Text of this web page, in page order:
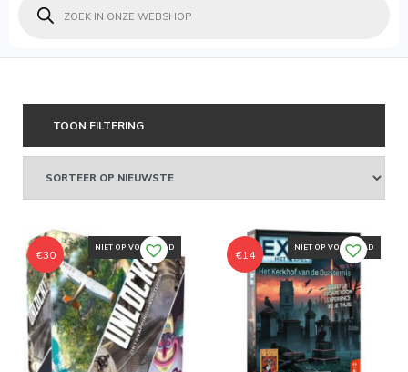
zoeken
TOON FILTERING
NIET OP VOORRAAD
€30
NIET OP VOORRAAD
€14